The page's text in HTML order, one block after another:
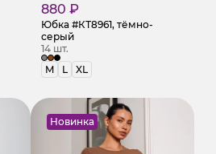
880 ₽
Юбка #КТ8961, тёмно-
серый
14 шт.
M
L XL
Новинка